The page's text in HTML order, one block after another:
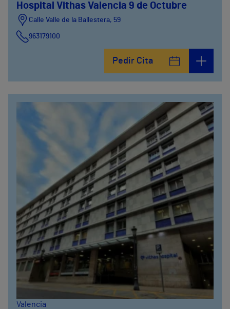
Hospital Vithas Valencia 9 de Octubre
Calle Valle de la Ballestera, 59
963179100
Pedir Cita
Valencia